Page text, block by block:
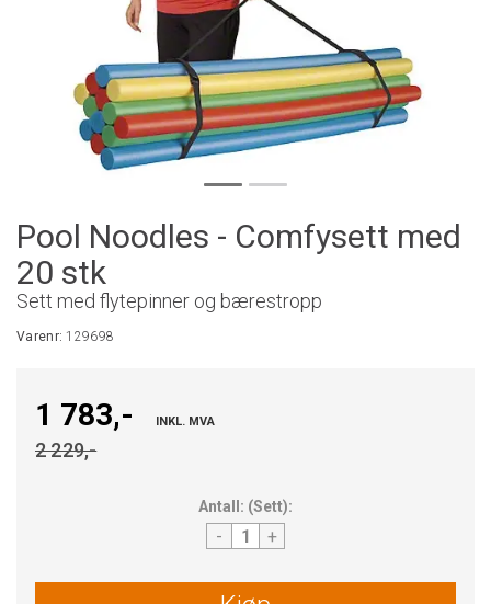
Pool Noodles - Comfysett med
20 stk
Sett med flytepinner og bærestropp
Varenr:129698
1 783,- INKL. MVA
2 229,-
Antall: (Sett):
- +